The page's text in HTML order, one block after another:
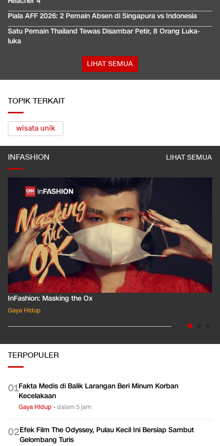
Piala AFF 2026: 2 Pemain Absen di Singapura vs Indonesia
Satu Pemain Thailand Tewas Disambar Petir, 8 Orang Luka-
luka
LIHAT SEMUA
TOPIK TERKAIT
wisata unik
INFASHION LIHAT SEMUA
InFashion: Masking the Ox
Gaya Hidup
TERPOPULER
01Fakta Medis di Balik Larangan Beri Minum Korban
Kecelakaan
Gaya Hidup •dalam 5 jam
02Efek Film The Odyssey, Pulau Kecil Ini Bersiap Sambut
Gelombang Turis